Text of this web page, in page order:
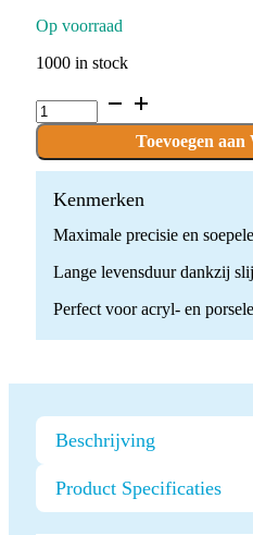
Op voorraad
1000 in stock
D.51_._
x
boor
quantity
Toevoegen
Kenmerken
Maximale precisie en
Lange levensduur dankzij
Perfect voor acryl- en
Beschrijving
Product Specificaties